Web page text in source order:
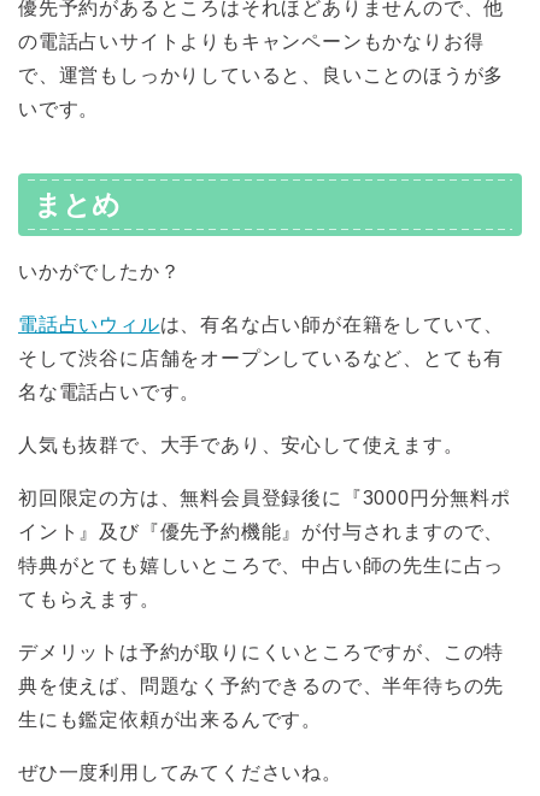
優先予約があるところはそれほどありませんので、他
の電話占いサイトよりもキャンペーンもかなりお得
で、運営もしっかりしていると、良いことのほうが多
いです。
まとめ
いかがでしたか？
電話占いウィルは、有名な占い師が在籍をしていて、
そして渋谷に店舗をオープンしているなど、とても有
名な電話占いです。
人気も抜群で、大手であり、安心して使えます。
初回限定の方は、無料会員登録後に『3000円分無料ポ
イント』及び『優先予約機能』が付与されますので、
特典がとても嬉しいところで、中占い師の先生に占っ
てもらえます。
デメリットは予約が取りにくいところですが、この特
典を使えば、問題なく予約できるので、半年待ちの先
生にも鑑定依頼が出来るんです。
ぜひ一度利用してみてくださいね。